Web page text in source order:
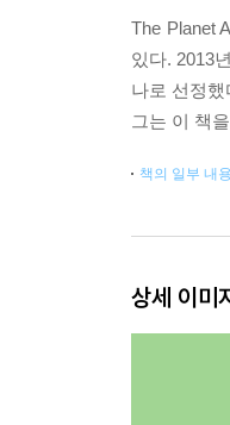
The Planet
있다. 2013
나로 선정
그는 이 책
책의 일부 내
상세 이미